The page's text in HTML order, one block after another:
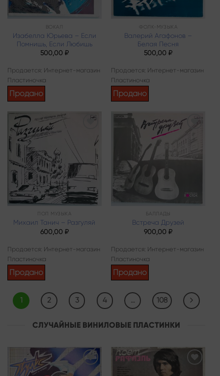
ВОКАЛ
Изабелла Юрьева – Если
Помнишь, Если Любишь
500,00 ₽
Продается: Интернет-магазин
Пластиночка
Продано
ФОЛК-МУЗЫКА
Валерий Агафонов –
Белая Песня
500,00₽
Продается: Интернет-магазин
Пластиночка
Продано
wishlist
ПОП МУЗЫКА
Михаил Танич – Разгуляй
600,00 ₽
Продается: Интернет-магазин
Пластиночка
Продано
БАЛЛАДЫ
Встреча Друзей
900,00₽
Продается: Интернет-магазин
Пластиночка
Продано
1 2 3 4 … 108
СЛУЧАЙНЫЕ ВИНИЛОВЫЕ ПЛАСТИНКИ
Add to